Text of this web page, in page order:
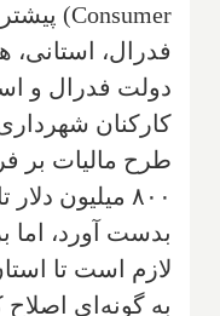
Consumer
)
فدرال،
دولت فدرال و
کارکنان
طرح مالیات بر
بدست آورد،
لازم است تا
به گونه‌ای اصلاح